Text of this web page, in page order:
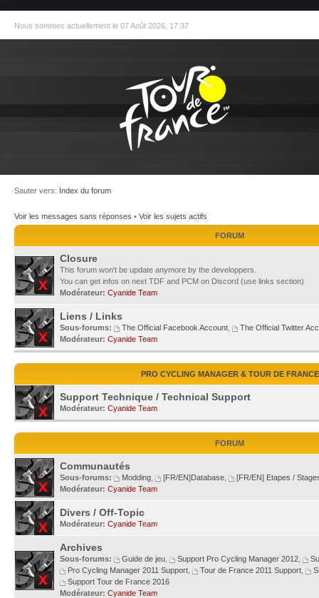
Nous sommes actuellement le 07 Août 2026, 17:37
Sauter vers: Index du forum
Voir les messages sans réponses • Voir les sujets actifs
FORUM
Closure
This forum won't be update anymore by the developpers.
You can get infos on next TDF and PCM on Discord (use links section)
Modérateur: Cyanide Team
Liens / Links
Sous-forums: The Official Facebook Account
The Official Twitter
Modérateur: Cyanide Team
PRO CYCLING MANAGER & TOUR DE FRANCE
Support Technique / Technical Support
Modérateur: Cyanide Team
FORUM
Communautés
Sous-forums: Modding [FR/EN]Database
[FR/EN] Etapes /
Modérateur: Cyanide Team
Divers / Off-Topic
Modérateur: Cyanide Team
Archives
Sous-forums: Guide de jeu Support Pro Cycling Manager 2012
Pro Cycling Manager 2011 Support
Tour de France 2011 Support
Support Tour de France 2016
Modérateur: Cyanide Team